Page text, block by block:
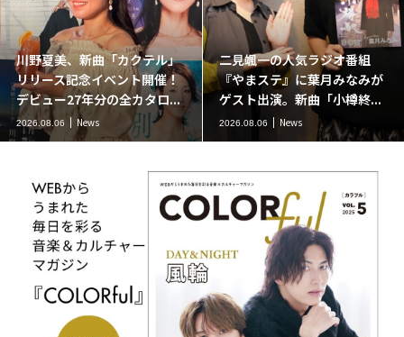
川野夏美、新曲「カクテル」
リリース記念イベント開催！
デビュー27年分の全カタロ...
2026.08.06 News
二見颯一の人気ラジオ番組
『やまステ』に葉月みなみが
ゲスト出演。新曲「小樽終...
2026.08.06 News